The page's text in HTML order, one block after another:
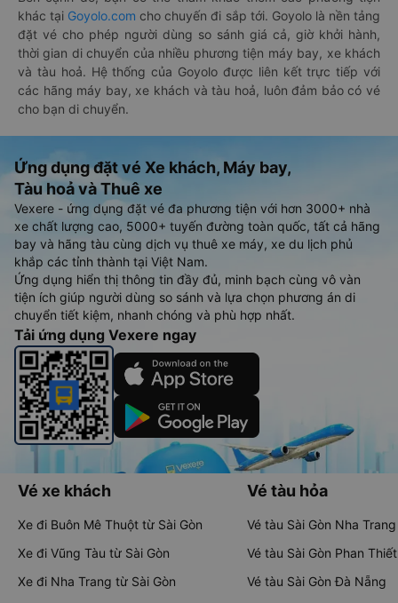
khác tại Goyolo.com cho chuyến đi sắp tới. Goyolo là nền tảng
đặt vé cho phép người dùng so sánh giá cả, giờ khởi hành,
thời gian di chuyển của nhiều phương tiện máy bay, xe khách
và tàu hoả. Hệ thống của Goyolo được liên kết trực tiếp với
các hãng máy bay, xe khách và tàu hoả, luôn đảm bảo có vé
cho bạn di chuyển.
Ứng dụng đặt vé Xe khách, Máy bay,
Tàu hoả và Thuê xe
Vexere - ứng dụng đặt vé đa phương tiện với hơn 3000+ nhà
xe chất lượng cao, 5000+ tuyến đường toàn quốc, tất cả hãng
bay và hãng tàu cùng dịch vụ thuê xe máy, xe du lịch phủ
khắp các tỉnh thành tại Việt Nam.
Ứng dụng hiển thị thông tin đầy đủ, minh bạch cùng vô vàn
tiện ích giúp người dùng so sánh và lựa chọn phương án di
chuyển tiết kiệm, nhanh chóng và phù hợp nhất.
Tải ứng dụng Vexere ngay
Vé xe khách
Xe đi Buôn Mê Thuột từ Sài Gòn
Xe đi Vũng Tàu từ Sài Gòn
Xe đi Nha Trang từ Sài Gòn
Vé tàu hỏa
Vé tàu Sài Gòn Nha Trang
Vé tàu Sài Gòn Phan Thiết
Vé tàu Sài Gòn Đà Nẵng